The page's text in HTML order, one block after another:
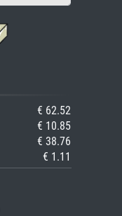
€ 62.52
€ 10.85
€ 38.76
€ 1.11